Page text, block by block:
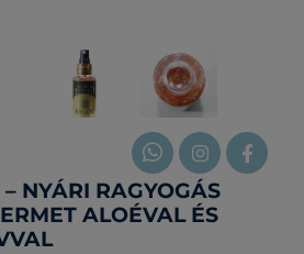
NYÁRI RAGYOGÁS
ALOÉVAL ÉS